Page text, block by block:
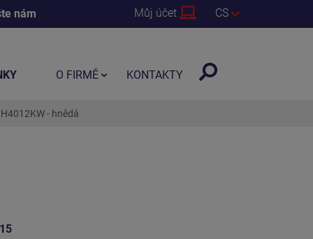
nám Můj účet CS
- hnědá
O FIRMĚ KONTAKTY